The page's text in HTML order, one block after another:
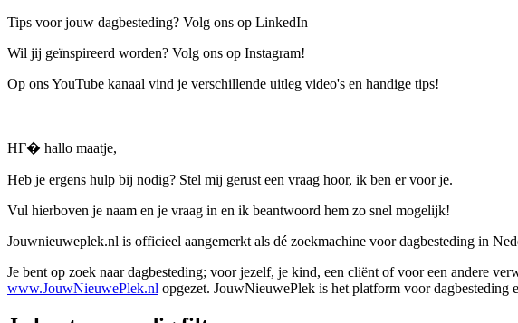
Tips voor jouw dagbesteding? Volg ons op LinkedIn
Wil jij geïnspireerd worden? Volg ons op Instagram!
Op ons YouTube kanaal vind je verschillende uitleg video's en handige tips!
HГ� hallo maatje,
Heb je ergens hulp bij nodig? Stel mij gerust een vraag hoor, ik ben er voor je.
Vul hierboven je naam en je vraag in en ik beantwoord hem zo snel mogelijk!
Jouwnieuweplek.nl is officieel aangemerkt als dé zoekmachine voor dagbesteding in
Je bent op zoek naar dagbesteding; voor jezelf, je kind, een cliënt of voor een andere
www.JouwNieuwePlek.nl opgezet. JouwNieuwePlek is het platform voor dagbesteding